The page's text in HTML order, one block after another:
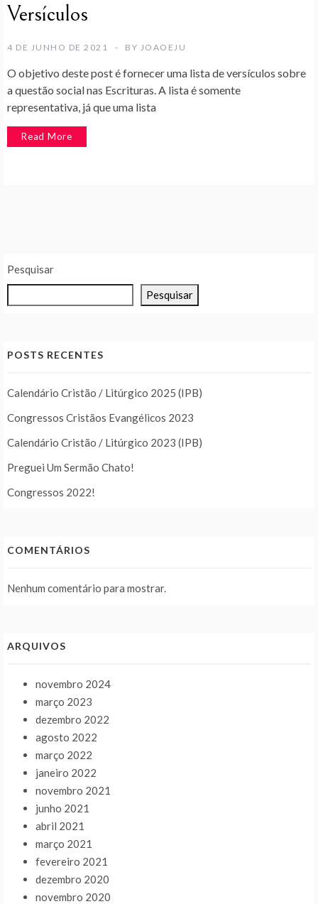
Versículos
4 DE JUNHO DE 2021 BY JOAOEJU
O objetivo deste post é fornecer uma lista de versículos sobre
a questão social nas Escrituras. A lista é somente
representativa, já que uma lista
Read More
Pesquisar
Pesquisar
POSTS RECENTES
Calendário Cristão / Litúrgico 2025 (IPB)
Congressos Cristãos Evangélicos 2023
Calendário Cristão / Litúrgico 2023 (IPB)
Preguei Um Sermão Chato!
Congressos 2022!
COMENTÁRIOS
Nenhum comentário para mostrar.
ARQUIVOS
novembro 2024
março 2023
dezembro 2022
agosto 2022
março 2022
janeiro 2022
novembro 2021
junho 2021
abril 2021
março 2021
fevereiro 2021
dezembro 2020
novembro 2020